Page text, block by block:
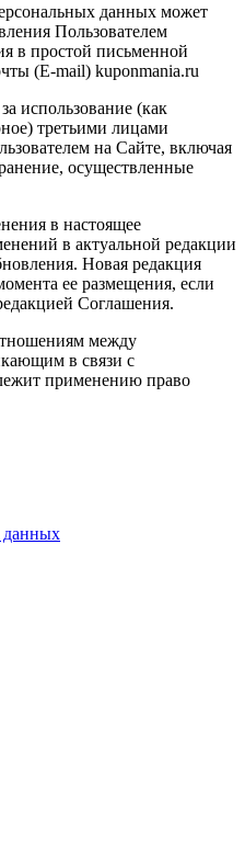
данных может
Пользователем
в простой письменной
(E-mail) kuponmania.ru
использование (как
третьими лицами
на Сайте, включая
осуществленные
в настоящее
в актуальной редакции
Новая редакция
ее размещения, если
Соглашения.
между
в связи с
применению право
данных